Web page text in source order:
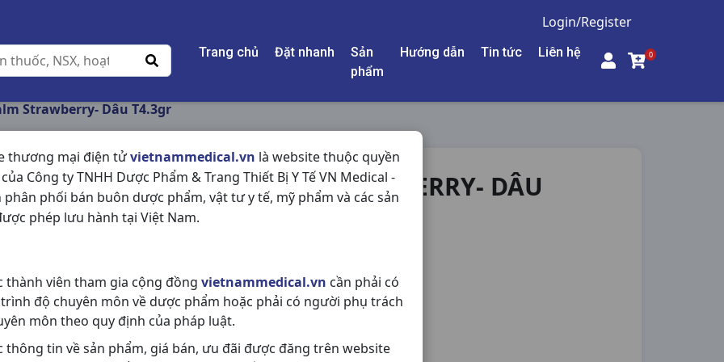
Login/Register
Trang chủ Đặt nhanh
Sản
phẩm
Hướng dẫn Tin tức Liên hệ 0
thương mại điện tửvietnammedical.vn là website thuộc quyền
Công ty TNHH Dược Phẩm & Trang Thiết Bị Y Tế VN Medical -
phân phối bán buôn dược phẩm, vật tư y tế, mỹ phẩm và các sản
phép lưu hành tại Việt Nam.
thành viên tham gia cộng đồng vietnammedical.vn cần phải có
độ chuyên môn về dược phẩm hoặc phải có người phụ trách
môn theo quy định của pháp luật.
thông tin về sản phẩm, giá bán, ưu đãi được đăng trên website
Strawberry- Dâu T4.3gr
LIPICE LIPBALM STRAWBERRY- DÂU
T4.3GR
Nhóm hàng:Hóa - Mỹ Phẩm,
Chia sẻ qua mạng xã hội: